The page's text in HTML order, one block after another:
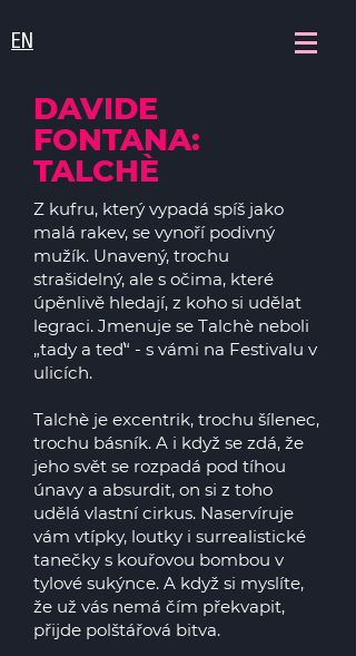
EN
DAVIDE
FONTANA:
TALCHÈ
Z kufru, který vypadá spíš jako
malá rakev, se vynoří podivný
mužík. Unavený, trochu
strašidelný, ale s očima, které
úpěnlivě hledají, z koho si udělat
legraci. Jmenuje se Talchè neboli
„tady a teď“ - s vámi na Festivalu v
ulicích.
Talchè je excentrik, trochu šílenec,
trochu básník. A i když se zdá, že
jeho svět se rozpadá pod tíhou
únavy a absurdit, on si z toho
udělá vlastní cirkus. Naservíruje
vám vtípky, loutky i surrealistické
tanečky s kouřovou bombou v
tylové sukýnce. A když si myslíte,
že už vás nemá čím překvapit,
přijde polštářová bitva.